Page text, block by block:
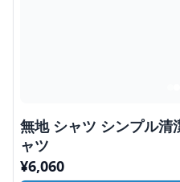
無地 シャツ シンプル清
ャツ
¥6,060